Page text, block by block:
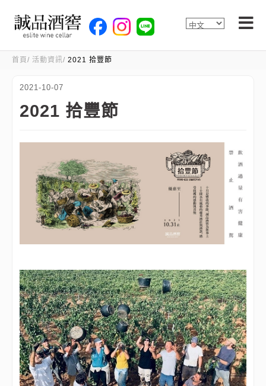
首頁 活動資訊 2021 拾豐節
2021-10-07
2021 拾豐節